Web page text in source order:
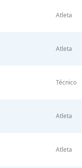
Atleta
Atleta
Técnico
Atleta
Atleta